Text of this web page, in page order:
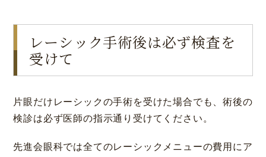
レーシック手術後は必ず検査を
受けて
片眼だけレーシックの手術を受けた場合でも、術後の
検診は必ず医師の指示通り受けてください。
先進会眼科では全てのレーシックメニューの費用にア